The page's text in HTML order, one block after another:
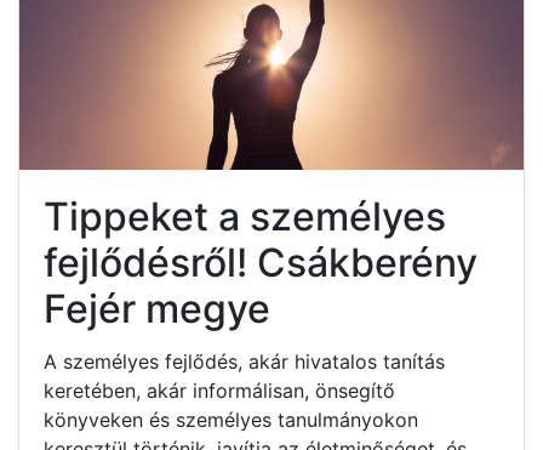
Tippeket a személyes
fejlődésről! Csákberény
Fejér megye
A személyes fejlődés, akár hivatalos tanítás
keretében, akár informálisan, önsegítő
könyveken és személyes tanulmányokon